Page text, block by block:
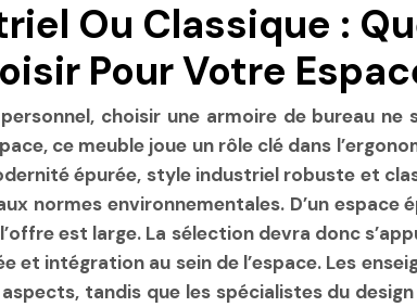
Ou Classique :
Pour Votre
choisir une armoire de bureau
ce meuble joue un rôle clé dans
épurée, style industriel robuste et
normes environnementales. D’un espace
est large. La sélection devra donc
intégration au sein de l’espace. Les
tandis que les spécialistes du